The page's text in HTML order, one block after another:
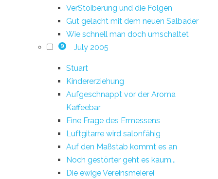
VerStoiberung und die Folgen
Gut gelacht mit dem neuen Salbader
Wie schnell man doch umschaltet
9 July 2005
Stuart
Kindererziehung
Aufgeschnappt vor der Aroma
Kaffeebar
Eine Frage des Ermessens
Luftgitarre wird salonfähig
Auf den Maßstab kommt es an
Noch gestörter geht es kaum...
Die ewige Vereinsmeierei